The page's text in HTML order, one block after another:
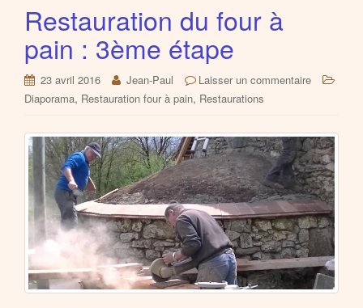
Restauration du four à
pain : 3ème étape
23 avril 2016 Jean-Paul
Laisser un commentaire
Diaporama, Restauration four à pain, Restaurations